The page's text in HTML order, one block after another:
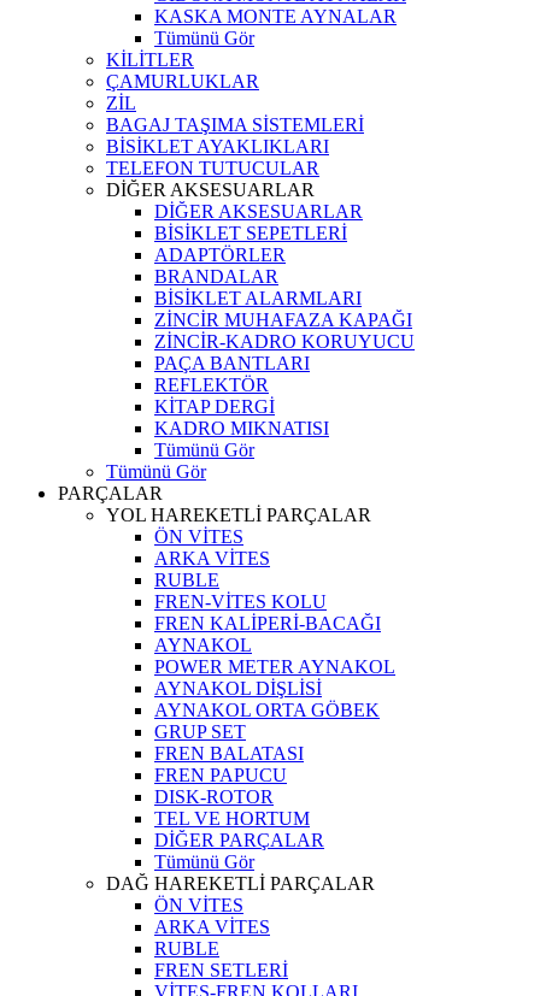
KASKA MONTE AYNALAR
Tümünü Gör
KİLİTLER
ÇAMURLUKLAR
ZİL
BAGAJ TAŞIMA SİSTEMLERİ
BİSİKLET AYAKLIKLARI
TELEFON TUTUCULAR
DİĞER AKSESUARLAR
DİĞER AKSESUARLAR
BİSİKLET SEPETLERİ
ADAPTÖRLER
BRANDALAR
BİSİKLET ALARMLARI
ZİNCİR MUHAFAZA KAPAĞI
ZİNCİR-KADRO KORUYUCU
PAÇA BANTLARI
REFLEKTÖR
KİTAP DERGİ
KADRO MIKNATISI
Tümünü Gör
Tümünü Gör
PARÇALAR
YOL HAREKETLİ PARÇALAR
ÖN VİTES
ARKA VİTES
RUBLE
FREN-VİTES KOLU
FREN KALİPERİ-BACAĞI
AYNAKOL
POWER METER AYNAKOL
AYNAKOL DİŞLİSİ
AYNAKOL ORTA GÖBEK
GRUP SET
FREN BALATASI
FREN PAPUCU
DISK-ROTOR
TEL VE HORTUM
DİĞER PARÇALAR
Tümünü Gör
DAĞ HAREKETLİ PARÇALAR
ÖN VİTES
ARKA VİTES
RUBLE
FREN SETLERİ
VİTES-FREN KOLLARI